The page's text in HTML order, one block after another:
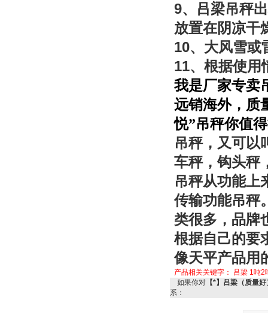
9、吕梁吊秤
放置在阴凉干
10、大风雪或
11、根据使用
我是厂家专卖
远销海外，质
悦”吊秤你值
吊秤，又可以
车秤，钩头秤
吊秤从功能上
传输功能吊秤
类很多，品牌
根据自己的要
像天平产品用
产品相关关键字： 吕梁 1吨2
如果你对 【*】吕梁（质量
系：